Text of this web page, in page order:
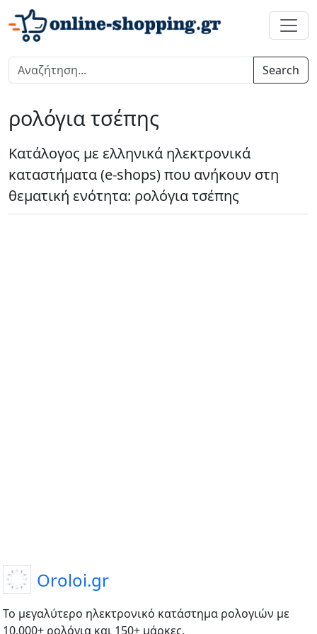
Search
ρολόγια τσέπης
Κατάλογος με ελληνικά ηλεκτρονικά
καταστήματα (e-shops) που ανήκουν στη
θεματική ενότητα: ρολόγια τσέπης
Oroloi.gr
Το μεγαλύτερο ηλεκτρονικό κατάστημα ρολογιών με
10.000+ ρολόγια και 150+ μάρκες.